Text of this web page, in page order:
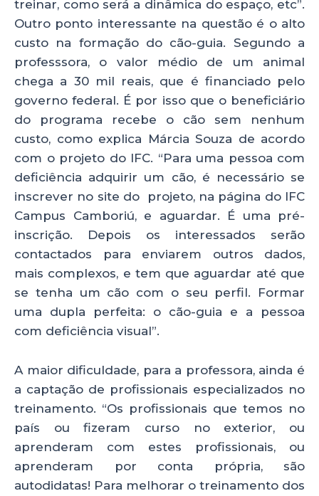
treinar, como será a dinâmica do espaço, etc”.
Outro ponto interessante na questão é o alto
custo na formação do cão-guia. Segundo a
professsora, o valor médio de um animal
chega a 30 mil reais, que é financiado pelo
governo federal. É por isso que o beneficiário
do programa recebe o cão sem nenhum
custo, como explica Márcia Souza de acordo
com o projeto do IFC. “Para uma pessoa com
deficiência adquirir um cão, é necessário se
inscrever no site do projeto, na página do IFC
Campus Camboriú, e aguardar. É uma pré-
inscrição. Depois os interessados serão
contactados para enviarem outros dados,
mais complexos, e tem que aguardar até que
se tenha um cão com o seu perfil. Formar
uma dupla perfeita: o cão-guia e a pessoa
com deficiência visual”.
A maior dificuldade, para a professora, ainda é
a captação de profissionais especializados no
treinamento. “Os profissionais que temos no
país ou fizeram curso no exterior, ou
aprenderam com estes profissionais, ou
aprenderam por conta própria, são
autodidatas! Para melhorar o treinamento dos